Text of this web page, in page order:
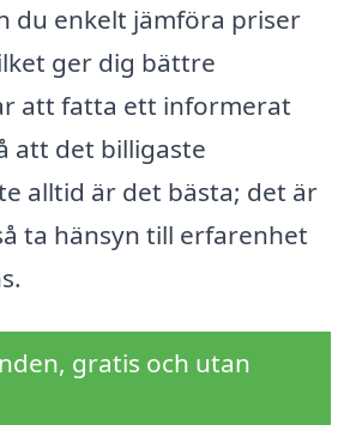
du enkelt jämföra priser
ger dig bättre
att fatta ett informerat
att det billigaste
alltid är det bästa; det är
ta hänsyn till erfarenhet
gratis och utan